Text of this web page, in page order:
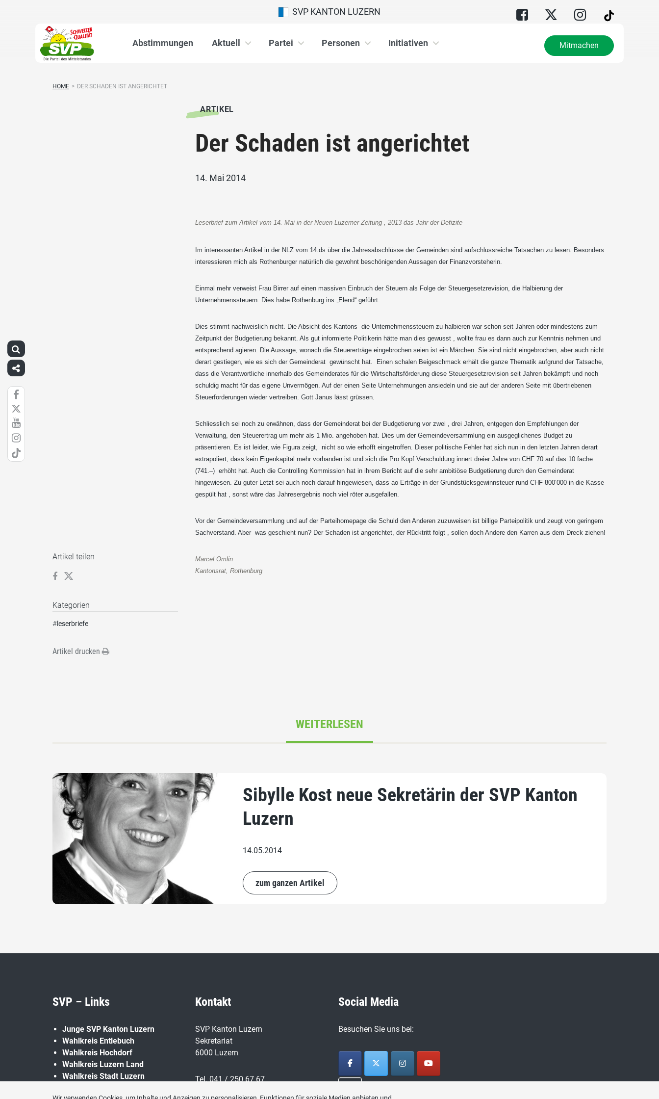
SVP KANTON LUZERN
Abstimmungen Aktuell Partei Personen Initiativen Mitmachen
HOME > DER SCHADEN IST ANGERICHTET
ARTIKEL
Der Schaden ist angerichtet
14. Mai 2014
Leserbrief zum Artikel vom 14. Mai in der Neuen Luzerner Zeitung , 2013 das Jahr der Defizite
Im interessanten Artikel in der NLZ vom 14.ds über die Jahresabschlüsse der Gemeinden sind aufschlussreiche Tatsachen zu lesen. Besonders
interessieren mich als Rothenburger natürlich die gewohnt beschönigenden Aussagen der Finanzvorsteherin.
Einmal mehr verweist Frau Birrer auf einen massiven Einbruch der Steuern als Folge der Steuergesetzrevision, die Halbierung der
Unternehmenssteuern. Dies habe Rothenburg ins „Elend“ geführt.
Dies stimmt nachweislich nicht. Die Absicht des Kantons die Unternehmenssteuern zu halbieren war schon seit Jahren oder mindestens zum
Zeitpunkt der Budgetierung bekannt. Als gut informierte Politikerin hätte man dies gewusst , wollte frau es dann auch zur Kenntnis nehmen und
entsprechend agieren. Die Aussage, wonach die Steuererträge eingebrochen seien ist ein Märchen. Sie sind nicht eingebrochen, aber auch nicht
derart gestiegen, wie es sich der Gemeinderat gewünscht hat. Einen schalen Beigeschmack erhält die ganze Thematik aufgrund der Tatsache,
dass die Verantwortliche innerhalb des Gemeinderates für die Wirtschaftsförderung diese Steuergesetzrevision seit Jahren bekämpft und noch
schuldig macht für das eigene Unvermögen. Auf der einen Seite Unternehmungen ansiedeln und sie auf der anderen Seite mit übertriebenen
Steuerforderungen wieder vertreiben. Gott Janus lässt grüssen.
Schliesslich sei noch zu erwähnen, dass der Gemeinderat bei der Budgetierung vor zwei , drei Jahren, entgegen den Empfehlungen der
Verwaltung, den Steuerertrag um mehr als 1 Mio. angehoben hat. Dies um der Gemeindeversammlung ein ausgeglichenes Budget zu
präsentieren. Es ist leider, wie Figura zeigt, nicht so wie erhofft eingetroffen. Dieser politische Fehler hat sich nun in den letzten Jahren derart
extrapoliert, dass kein Eigenkapital mehr vorhanden ist und sich die Pro Kopf Verschuldung innert dreier Jahre von CHF 70 auf das 10 fache
(741.–) erhöht hat. Auch die Controlling Kommission hat in ihrem Bericht auf die sehr ambitiöse Budgetierung durch den Gemeinderat
hingewiesen. Zu guter Letzt sei auch noch darauf hingewiesen, dass ao Erträge in der Grundstücksgewinnsteuer rund CHF 800’000 in die Kasse
gespült hat , sonst wäre das Jahresergebnis noch viel röter ausgefallen.
Vor der Gemeindeversammlung und auf der Parteihomepage die Schuld den Anderen zuzuweisen ist billige Parteipolitik und zeugt von geringem
Sachverstand. Aber was geschieht nun? Der Schaden ist angerichtet, der Rücktritt folgt , sollen doch Andere den Karren aus dem Dreck ziehen!
Marcel Omlin
Kantonsrat, Rothenburg
Artikel teilen
Kategorien
#leserbriefe
Artikel drucken
WEITERLESEN
Sibylle Kost neue Sekretärin der SVP Kanton
Luzern
14.05.2014
zum ganzen Artikel
SVP – Links
Junge SVP Kanton Luzern
Wahlkreis Entlebuch
Wahlkreis Hochdorf
Wahlkreis Luzern Land
Wahlkreis Stadt Luzern
Kontakt
SVP Kanton Luzern
Sekretariat
6000 Luzern
Tel. 041 / 250 67 67
Social Media
Besuchen Sie uns bei: